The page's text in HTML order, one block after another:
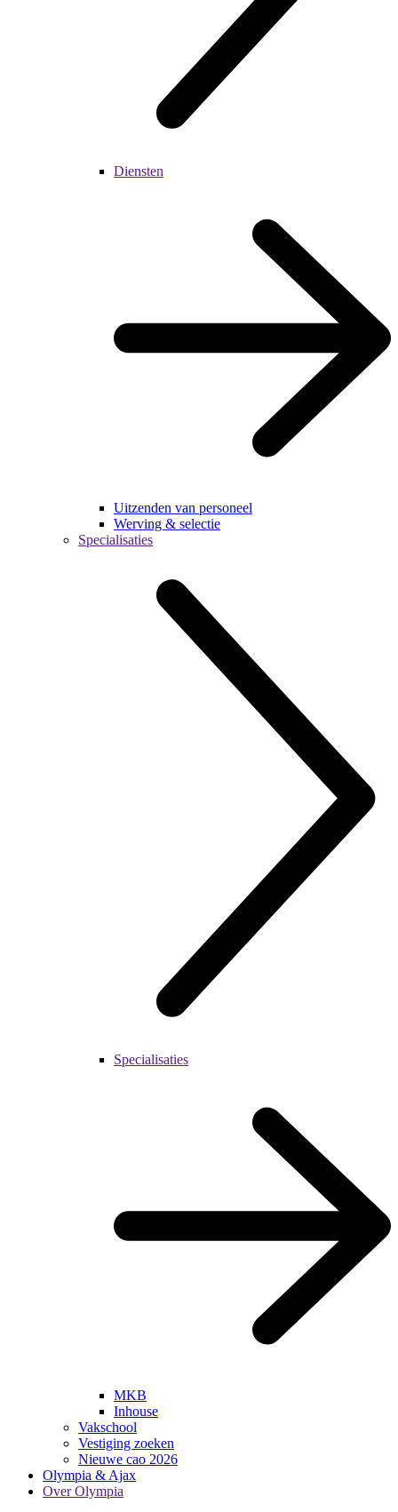
Diensten
Uitzenden van personeel
Werving & selectie
Specialisaties
Specialisaties
MKB
Inhouse
Vakschool
Vestiging zoeken
Nieuwe cao 2026
Olympia & Ajax
Over Olympia